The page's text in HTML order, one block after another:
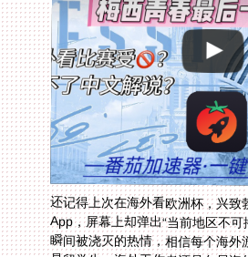
还记得上次在海外看欧洲杯，兴致
App，屏幕上却弹出“当前地区不可播
瞬间被浇灭的热情，相信每个海外游
是留学生、海外工作者还是久居海外
的国内平台观看NBA、英超或世界杯
无形的墙。问题的根源在于国内平台
们会根据你的IP地址判断地理位置。
非不可逾越。本文将为你详细拆解，
回国加速器，重新连接你与国内体育
世界的任何角落，都能无缝观看即